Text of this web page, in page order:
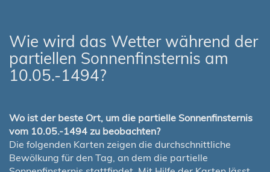
Wie wird das Wetter während der
partiellen Sonnenfinsternis am
10.05.-1494?
Wo ist der beste Ort, um die partielle Sonnenfinsternis
vom 10.05.-1494 zu beobachten?
Die folgenden Karten zeigen die durchschnittliche
Bewölkung für den Tag, an dem die partielle